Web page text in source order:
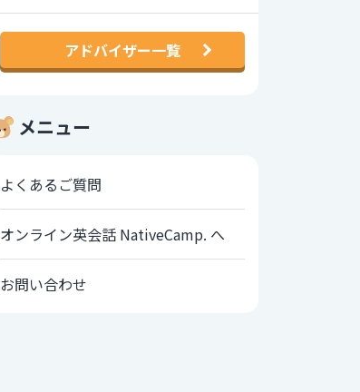
アドバイザー一覧
メニュー
よくあるご質問
オンライン英会話 NativeCamp. へ
お問い合わせ